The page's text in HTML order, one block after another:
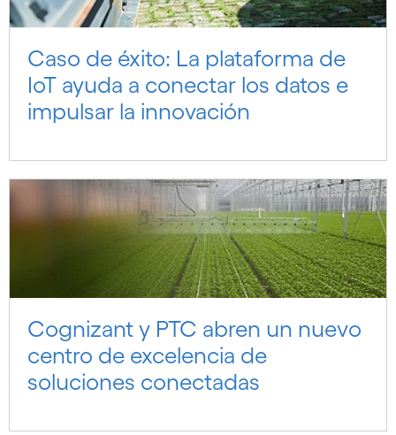
Caso de éxito: La plataforma de
IoT ayuda a conectar los datos e
impulsar la innovación
Cognizant y PTC abren un nuevo
centro de excelencia de
soluciones conectadas